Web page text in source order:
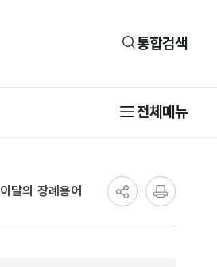
통합검색
전체메뉴
이달의 장례용어